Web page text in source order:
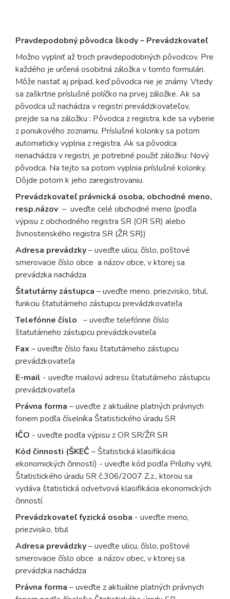
Pravdepodobný pôvodca škody – Prevádzkovateľ
Možno vyplniť až troch pravdepodobných pôvodcov. Pre
každého je určená osobitná záložka v tomto formulári.
Môže nastať aj prípad, keď pôvodca nie je známy. Vtedy
sa zaškrtne príslušné políčko na prvej záložke. Ak sa
pôvodca už nachádza v registri prevádzkovateľov,
prejde sa na záložku : Pôvodca z registra, kde sa vyberie
z ponukového zoznamu. Príslušné kolonky sa potom
automaticky vyplnia z registra. Ak sa pôvodca
nenachádza v registri, je potrebné použiť záložku: Nový
pôvodca. Na tejto sa potom vyplnia príslušné kolonky.
Dôjde potom k jeho zaregistrovaniu.
Prevádzkovateľ právnická osoba, obchodné meno,
resp.názov – uveďte celé obchodné meno (podľa
výpisu z obchodného registra SR (OR SR) alebo
živnostenského registra SR (ŽR SR))
Adresa prevádzky– uveďte ulicu, číslo, poštové
smerovacie číslo obce a názov obce, v ktorej sa
prevádzka nachádza
Štatutárny zástupca – uveďte meno, priezvisko, titul,
funkciu štatutárneho zástupcu prevádzkovateľa
Telefónne číslo – uveďte telefónne číslo
štatutárneho zástupcu prevádzkovateľa
Fax – uveďte číslo faxu štatutárneho zástupcu
prevádzkovateľa
E-mail - uveďte mailovú adresu štatutárneho zástupcu
prevádzkovateľa
Právna forma – uveďte z aktuálne platných právnych
foriem podľa číselníka Štatistického úradu SR
IČO - uveďte podľa výpisu z OR SR/ŽR SR
Kód činnosti (ŠKEČ– Štatistická klasifikácia
ekonomických činností) - uveďte kód podľa Prílohy vyhl.
Štatistického úradu SR č.306/2007 Z.z., ktorou sa
vydáva štatistická odvetvová klasifikácia ekonomických
činností.
Prevádzkovateľ fyzická osoba - uveďte meno,
priezvisko, titul
Adresa prevádzky– uveďte ulicu, číslo, poštové
smerovacie číslo obce a názov obec, v ktorej sa
prevádzka nachádza
Právna forma – uveďte z aktuálne platných právnych